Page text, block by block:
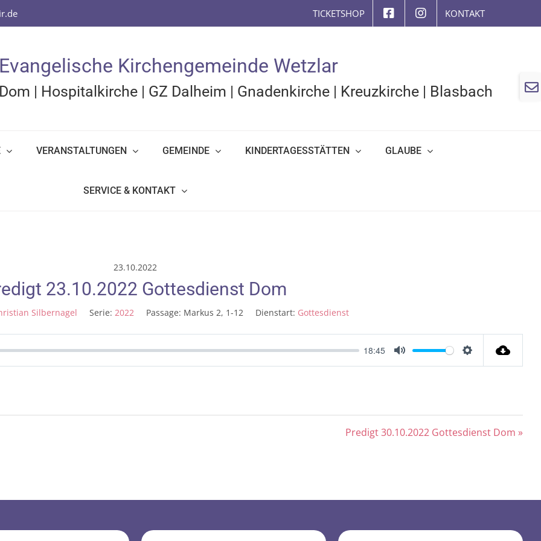
TICKETSHOP KONTAKT
Evangelische Kirchengemeinde Wetzlar
Dom | Hospitalkirche | GZ Dalheim | Gnadenkirche | Kreuzkirche | Blasbach
VERANSTALTUNGEN GEMEINDE KINDERTAGESSTÄTTEN GLAUBE
SERVICE & KONTAKT
23.10.2022
23.10.2022 Gottesdienst Dom
Silbernagel Serie: 2022 Passage: Markus 2, 1-12 Dienstart: Gottesdienst
18:45
Mute Settings
Predigt 30.10.2022 Gottesdienst Dom »